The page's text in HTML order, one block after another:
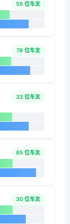
55 位车友
78 位车友
33 位车友
85 位车友
30 位车友